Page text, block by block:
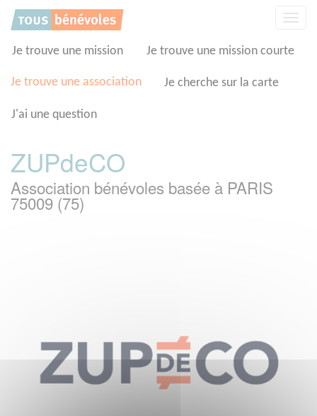
Je trouve une mission Je trouve une mission courte
Je trouve une association Je cherche sur la carte
J'ai une question
ZUPdeCO
Association bénévoles basée à PARIS
75009 (75)
Panneau de gestion des cookies